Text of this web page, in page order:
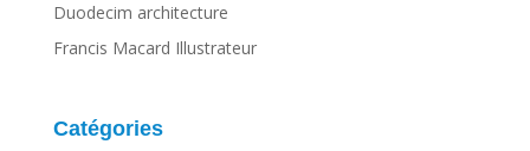
Duodecim architecture
Francis Macard Illustrateur
Catégories